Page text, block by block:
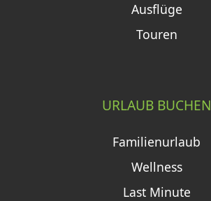
Ausflüge
Touren
URLAUB BUCHEN
Familienurlaub
Wellness
Last Minute